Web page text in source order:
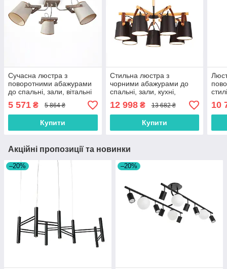
Сучасна люстра з
поворотними абажурами
до спальні, зали, вітальні
5 571 ₴ 5 864 ₴
Купити
Стильна люстра з
чорними абажурами до
спальні, зали, кухні,
вітальні
12 998₴ 13 682 ₴
Купити
зал,
10
Акційні пропозиції та новинки
–20% –20%